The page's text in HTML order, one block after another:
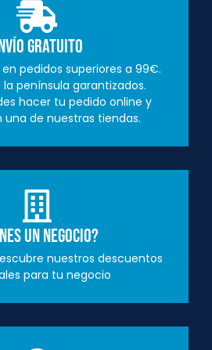
Gratuito
pedidos superiores a 99€.
la península garantizados.
hacer tu pedido online y
una de nuestras tiendas.
un negocio?
nuestros descuentos
para tu negocio